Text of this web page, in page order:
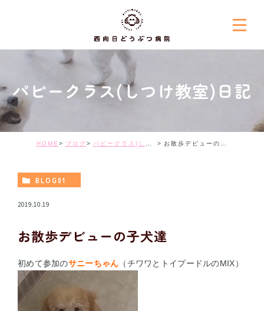
パピークラス(しつけ教室)日記
HOME ブログ パピークラス(しつけ教室)日記 お散歩デビューの子犬達
BLOG01
2019.10.19
お散歩デビューの子犬達
初めて参加のサニーちゃん （チワワとトイプードルのMIX）